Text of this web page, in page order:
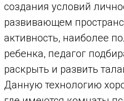
создания условий
развивающем
активность, наиболее
ребенка, педагог
раскрыть и развить
Данную технологию